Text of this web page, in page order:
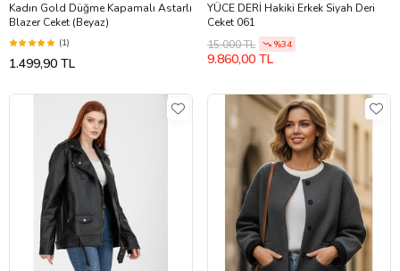
Kadın Gold Düğme Kapamalı Astarlı
Blazer Ceket (Beyaz)
(1)
1.499,90 TL
YÜCE DERİ Hakiki Erkek Siyah Deri
Ceket 061
15.000 TL
%34
9.860,00 TL